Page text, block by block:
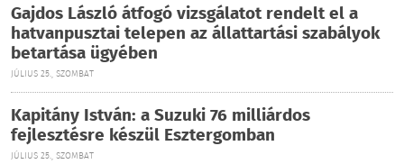
Gajdos László átfogó vizsgálatot rendelt el a
hatvanpusztai telepen az állattartási szabályok
betartása ügyében
JÚLIUS 25., SZOMBAT
Kapitány István: a Suzuki 76 milliárdos
fejlesztésre készül Esztergomban
JÚLIUS 25., SZOMBAT